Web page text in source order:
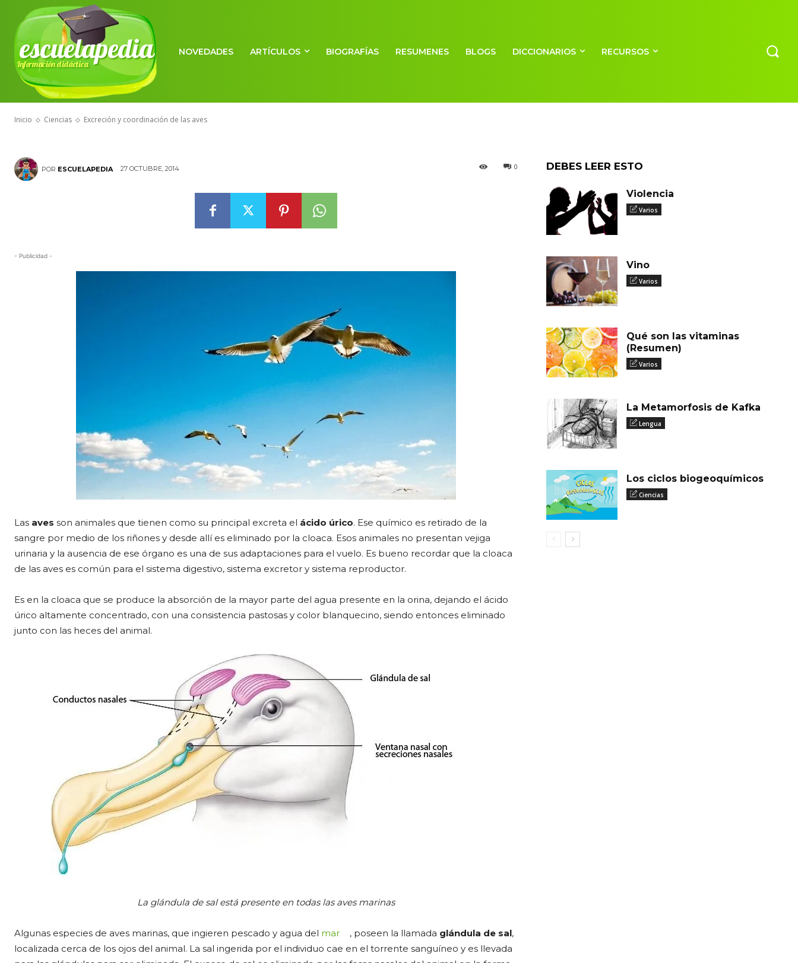
escuelapedia
Información didáctica
NOVEDADES ARTÍCULOS BIOGRAFÍAS RESUMENES BLOGS DICCIONARIOS RECURSOS
Inicio Ciencias Excreción y coordinación de las aves
CIENCIAS
Excreción y coordinación de las
aves
POR ESCUELAPEDIA 27 OCTUBRE, 2014 0
- Publicidad -
Las aves son animales que tienen como su principal excreta el ácido úrico. Ese químico es retirado de la
sangre por medio de los riñones y desde allí es eliminado por la cloaca. Esos animales no presentan vejiga
urinaria y la ausencia de ese órgano es una de sus adaptaciones para el vuelo. Es bueno recordar que la cloaca
de las aves es común para el sistema digestivo, sistema excretor y sistema reproductor.
Es en la cloaca que se produce la absorción de la mayor parte del agua presente en la orina, dejando el ácido
úrico altamente concentrado, con una consistencia pastosas y color blanquecino, siendo entonces eliminado
junto con las heces del animal.
La glándula de sal está presente en todas las aves marinas
Algunas especies de aves marinas, que ingieren pescado y agua del mar , poseen la llamada glándula de sal,
localizada cerca de los ojos del animal. La sal ingerida por el individuo cae en el torrente sanguíneo y es llevada
DEBES LEER ESTO
Violencia
Varios
Vino
Varios
Qué son las vitaminas
(Resumen)
Varios
La Metamorfosis de Kafka
Lengua
Los ciclos biogeoquímicos
Ciencias